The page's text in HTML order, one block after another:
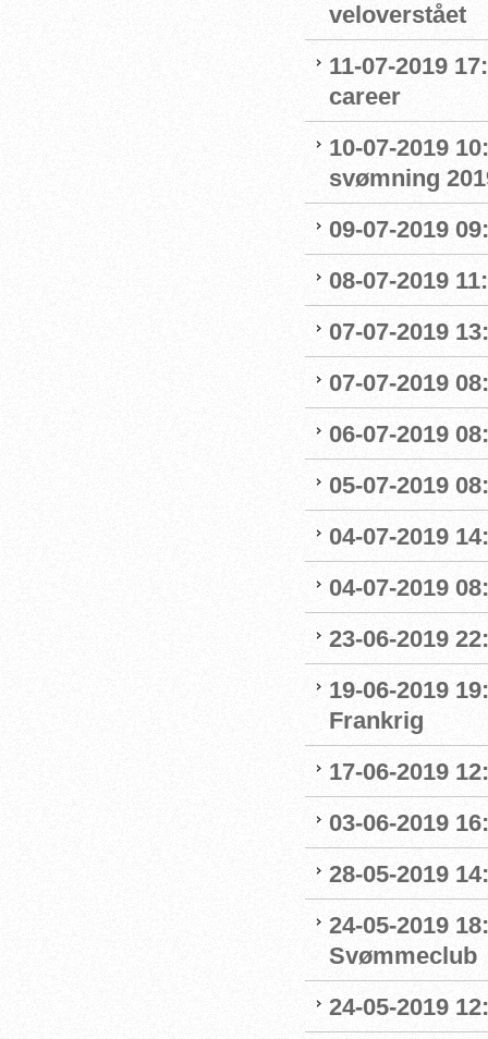
veloverstået
11-07-2019
career
10-07-2019
svømning
09-07-2019
08-07-2019
07-07-2019
07-07-2019
06-07-2019
05-07-2019
04-07-2019
04-07-2019
23-06-2019
19-06-2019
Frankrig
17-06-2019
03-06-2019
28-05-2019
24-05-2019
Svømmeclub
24-05-2019